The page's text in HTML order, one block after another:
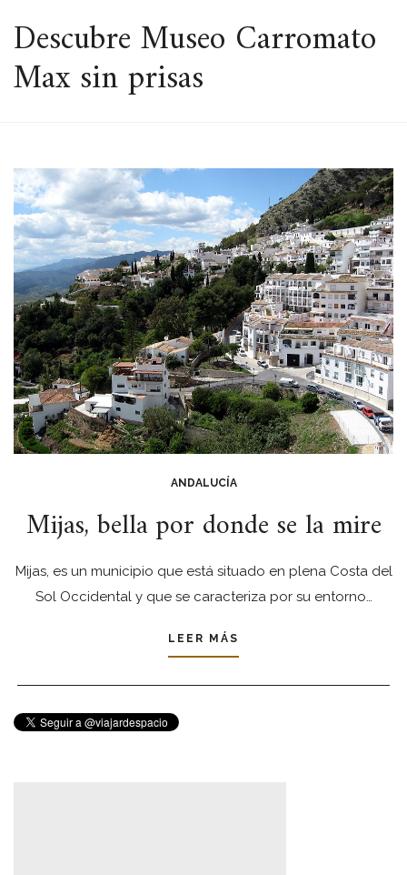
ESPACIO
Descubre Museo Carromato
Max sin prisas
ANDALUCÍA
Mijas, bella por donde se la mire
Mijas, es un municipio que está situado en plena Costa del
Sol Occidental y que se caracteriza por su entorno…
LEER MÁS